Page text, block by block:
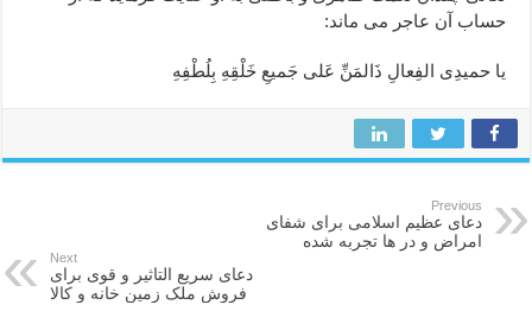
حساب آن عاجر می ماند:
یا حمیدِی الفِعالِ ذَالمَنِّ عَلی جَمیعِ خَلْقِهِ بِلُطْفِهِ
Previous
دعای عظیم اسلامی برای شفای
امراض و در ها تجربه شده
Next
دعای سریع التاثیر و قوی برای
فروش ملک زمین خانه و کالا